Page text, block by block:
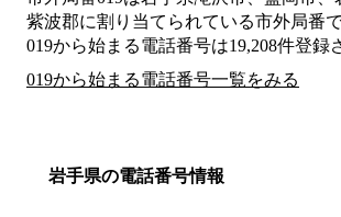
紫波郡に割り当てられている市外局番で
019から始まる電話番号は19,208件登録
019から始まる電話番号一覧をみる
岩手県の電話番号情報